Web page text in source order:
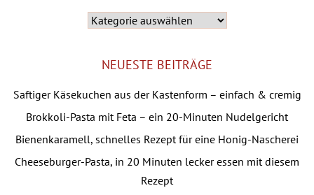
NEUESTE BEITRÄGE
Saftiger Käsekuchen aus der Kastenform – einfach & cremig
Brokkoli-Pasta mit Feta – ein 20-Minuten Nudelgericht
Bienenkaramell, schnelles Rezept für eine Honig-Nascherei
Cheeseburger-Pasta, in 20 Minuten lecker essen mit diesem
Rezept